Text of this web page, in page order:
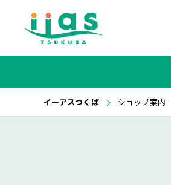
イーアスつくば ショップ案内